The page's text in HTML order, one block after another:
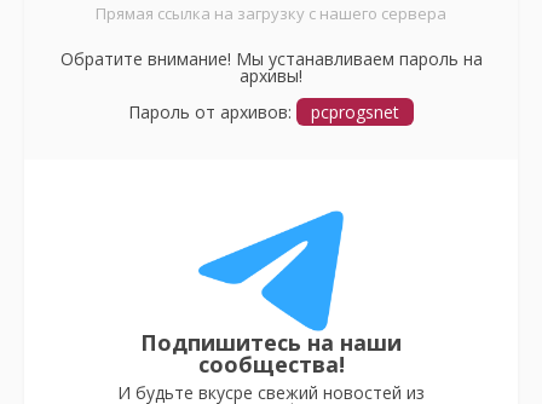
Прямая ссылка на загрузку с нашего сервера
Обратите внимание! Мы устанавливаем пароль на
архивы!
Пароль от архивов:
pcprogsnet
Подпишитесь на наши
сообщества!
И будьте вкусре свежий новостей из